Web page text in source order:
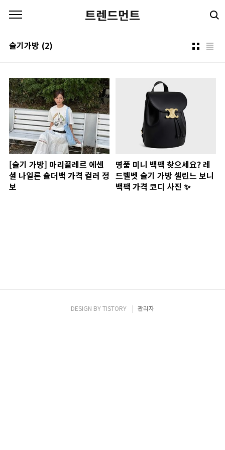
트렌드먼트
슬기가방 (2)
[슬기 가방] 마리끌레르 에센
셜 나일론 숄더백 가격 컬러 정
보
명품 미니 백팩 찾으세요? 레
드벨벳 슬기 가방 셀린느 보니
백팩 가격 코디 사진 ✨​
DESIGN BYTISTORY 관리자